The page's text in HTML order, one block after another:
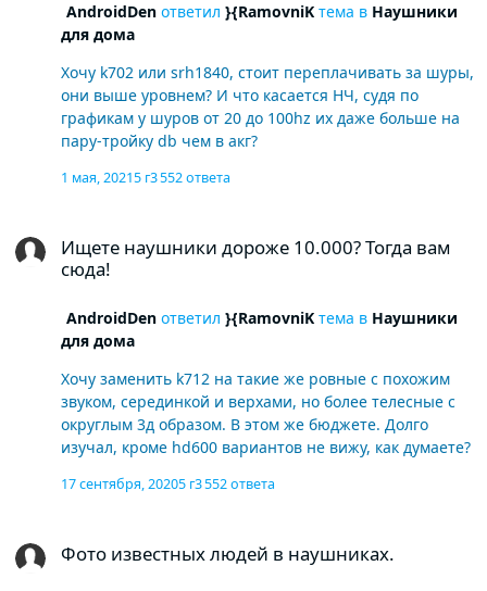
AndroidDenответил }{RamovniKтема в Наушники
для дома
Хочу k702 или srh1840, стоит переплачивать за шуры,
они выше уровнем? И что касается НЧ, судя по
графикам у шуров от 20 до 100hz их даже больше на
пару-тройку db чем в акг?
1 мая, 20215 г3 552 ответа
Ищете наушники дороже 10.000? Тогда вам
сюда!
AndroidDenответил }{RamovniKтема в Наушники
для дома
Хочу заменить k712 на такие же ровные с похожим
звуком, серединкой и верхами, но более телесные с
округлым 3д образом. В этом же бюджете. Долго
изучал, кроме hd600 вариантов не вижу, как думаете?
17 сентября, 20205 г3 552 ответа
Фото известных людей в наушниках.